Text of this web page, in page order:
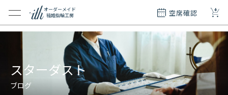
オーダーメイド
結婚指輪工房
空席確認 +
ション
メイド
リー
ブログ
スターダスト